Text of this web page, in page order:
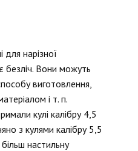
для нарізної
безліч. Вони можуть
виготовлення,
і т. п.
кулі калібру 4,5
з кулями калібру 5,5
настильну